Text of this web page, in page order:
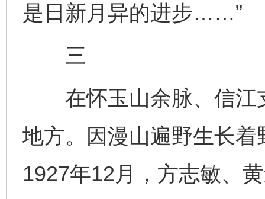
是日新月异的进步……”
三
在怀玉山余脉、信江
地方。因漫山遍野生长
1927年12月，方志敏、